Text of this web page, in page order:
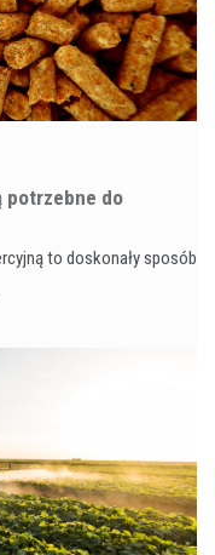
potrzebne do
to doskonały sposób